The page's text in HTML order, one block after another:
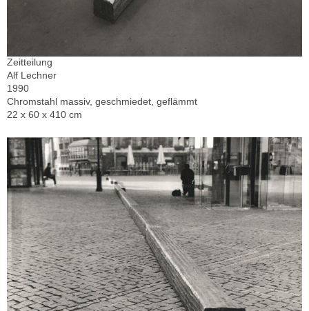
Zeitteilung
Alf Lechner
1990
Chromstahl massiv, geschmiedet, geflämmt
22 x 60 x 410 cm